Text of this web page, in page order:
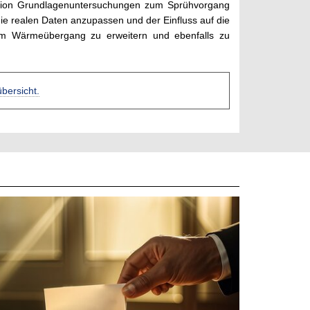
Grundlagenuntersuchungen zum Sprühvorgang
realen Daten anzupassen und der Einfluss auf die
Wärmeübergang zu erweitern und ebenfalls zu